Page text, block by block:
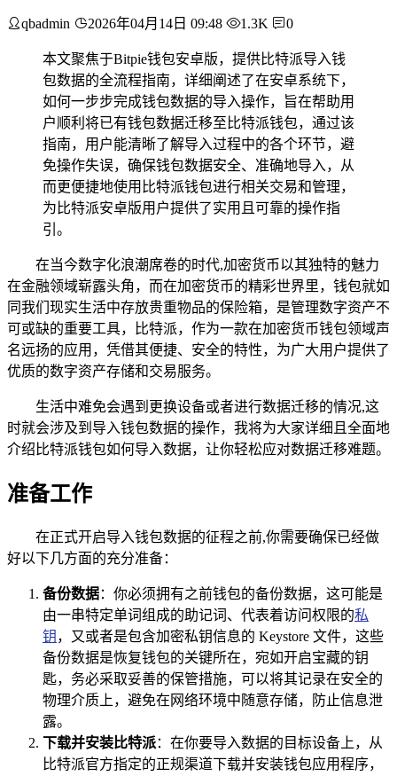
qbadmin 2026年04月14日 09:48 1.3K 0
本文聚焦于Bitpie钱包安卓版，提供比特派导入钱
包数据的全流程指南，详细阐述了在安卓系统下，
如何一步步完成钱包数据的导入操作，旨在帮助用
户顺利将已有钱包数据迁移至比特派钱包，通过该
指南，用户能清晰了解导入过程中的各个环节，避
免操作失误，确保钱包数据安全、准确地导入，从
而更便捷地使用比特派钱包进行相关交易和管理，
为比特派安卓版用户提供了实用且可靠的操作指
引。
在当今数字化浪潮席卷的时代,加密货币以其独特的魅力
在金融领域崭露头角，而在加密货币的精彩世界里，钱包就如
同我们现实生活中存放贵重物品的保险箱，是管理数字资产不
可或缺的重要工具，比特派，作为一款在加密货币钱包领域声
名远扬的应用，凭借其便捷、安全的特性，为广大用户提供了
优质的数字资产存储和交易服务。
生活中难免会遇到更换设备或者进行数据迁移的情况,这
时就会涉及到导入钱包数据的操作，我将为大家详细且全面地
介绍比特派钱包如何导入数据，让你轻松应对数据迁移难题。
准备工作
在正式开启导入钱包数据的征程之前,你需要确保已经做
好以下几方面的充分准备：
备份数据：你必须拥有之前钱包的备份数据，这可能是
由一串特定单词组成的助记词、代表着访问权限的私
钥 ，又或者是包含加密私钥信息的 Keystore 文件，这些
备份数据是恢复钱包的关键所在，宛如开启宝藏的钥
匙，务必采取妥善的保管措施，可以将其记录在安全的
物理介质上，避免在网络环境中随意存储，防止信息泄
露。
下载并安装比特派：在你要导入数据的目标设备上，从
比特派官方指定的正规渠道下载并安装钱包应用程序，